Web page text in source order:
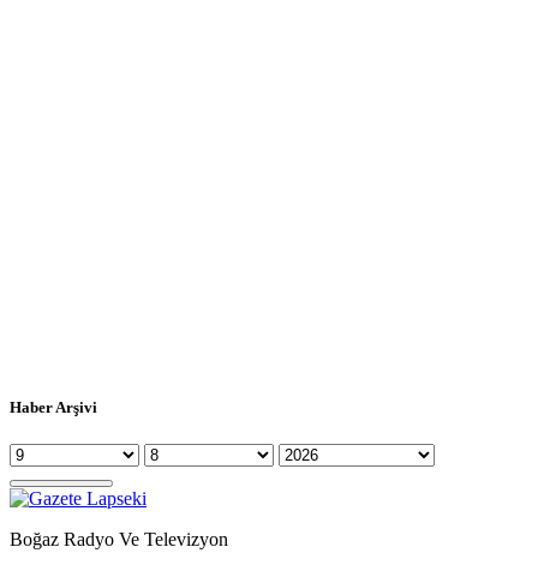
Haber Arşivi
Boğaz Radyo Ve Televizyon